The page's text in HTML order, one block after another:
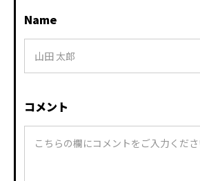
コメント
Name